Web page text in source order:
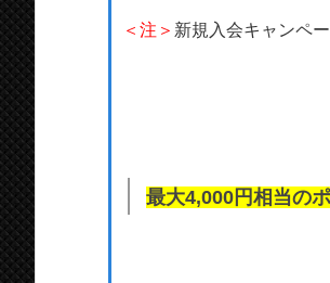
＜注＞ 新規入会キャンペ
最大4,000円相当の